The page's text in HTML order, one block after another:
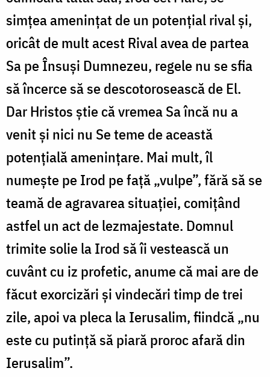
simțea amenințat de un potențial rival și,
oricât de mult acest Rival avea de partea
Sa pe Însuși Dumnezeu, regele nu se sfia
să încerce să se descotorosească de El.
Dar Hristos știe că vremea Sa încă nu a
venit și nici nu Se teme de această
potențială amenințare. Mai mult, îl
numește pe Irod pe față „vulpe”, fără să se
teamă de agravarea situației, comițând
astfel un act de lezmajestate. Domnul
trimite solie la Irod să îi vestească un
cuvânt cu iz profetic, anume că mai are de
făcut exorcizări și vindecări timp de trei
zile, apoi va pleca la Ierusalim, fiindcă „nu
este cu putință să piară proroc afară din
Ierusalim”.